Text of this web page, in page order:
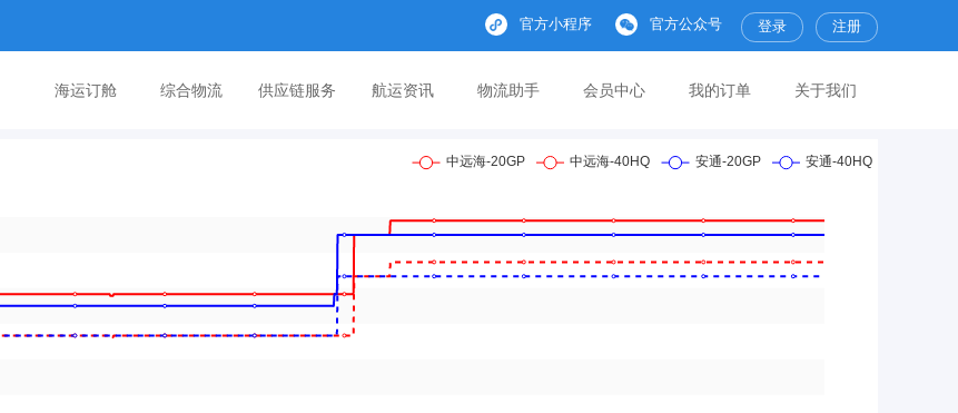
官方小程序 官方公众号 登录 注册
海运订舱 综合物流 供应链服务 航运资讯 物流助手 会员中心 我的订单 关于我们